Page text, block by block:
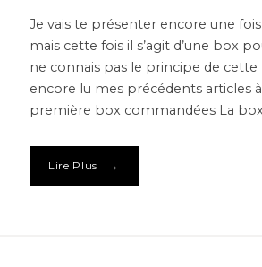
Je vais te présenter encore une
mais cette fois il s’agit d’une box
ne connais pas le principe de cette
encore lu mes précédents articles
première box commandées La box
Lire Plus →